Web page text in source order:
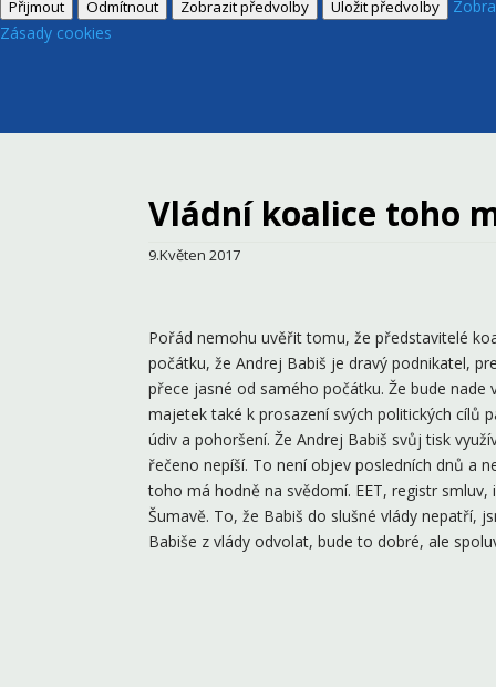
Přijmout Odmítnout Zobrazit předvolby Uložit předvolby
Zásady cookies
Vládní koalice toho
9.Květen 2017
Pořád nemohu uvěřit tomu, že představitelé
počátku, že Andrej Babiš je dravý podnikatel,
přece jasné od samého počátku. Že bude
majetek také k prosazení svých politických cílů
údiv a pohoršení. Že Andrej Babiš svůj tisk
řečeno nepíší. To není objev posledních dnů a
toho má hodně na svědomí. EET, registr smluv,
Šumavě. To, že Babiš do slušné vlády nepatří,
Babiše z vlády odvolat, bude to dobré, ale